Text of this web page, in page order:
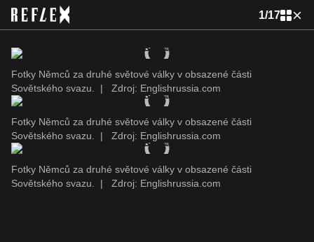
1/17
Fotky Němců za druhé světové války v obsazené části
Sovětského svazu.
| Zdroj: Englishrussia.com
Fotky Němců za druhé světové války v obsazené části
Sovětského svazu.
| Zdroj: Englishrussia.com
Fotky Němců za druhé světové války v obsazené části
Sovětského svazu.
| Zdroj: Englishrussia.com